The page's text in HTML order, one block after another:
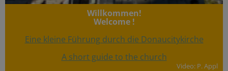
Willkommen!
Welcome !
Eine kleine Führung durch die Donaucitykirche
A short guide to the church
Video: P. Appl